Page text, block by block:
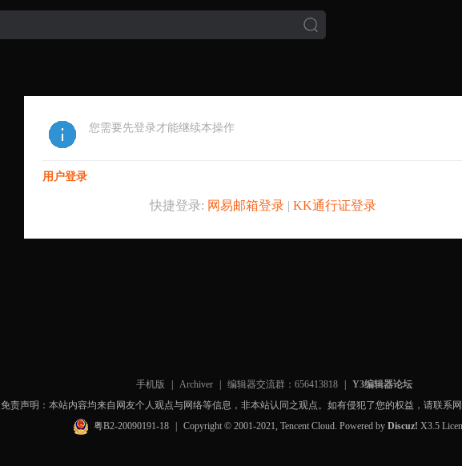
您需要先登录才能继续本操作
用户登录
快捷登录: 网易邮箱登录| KK通行证登录
手机版 Archiver 编辑器交流群：656413818
Y3编辑器论坛
免责声明：本站内容均来自网友个人观点与网络等信息，非本站认同之观点。如有侵犯了您的权益，请联系
粤B2-20090191-18
Copyright © 2001-2021, Tencent Cloud. Powered byDiscuz! X3.5